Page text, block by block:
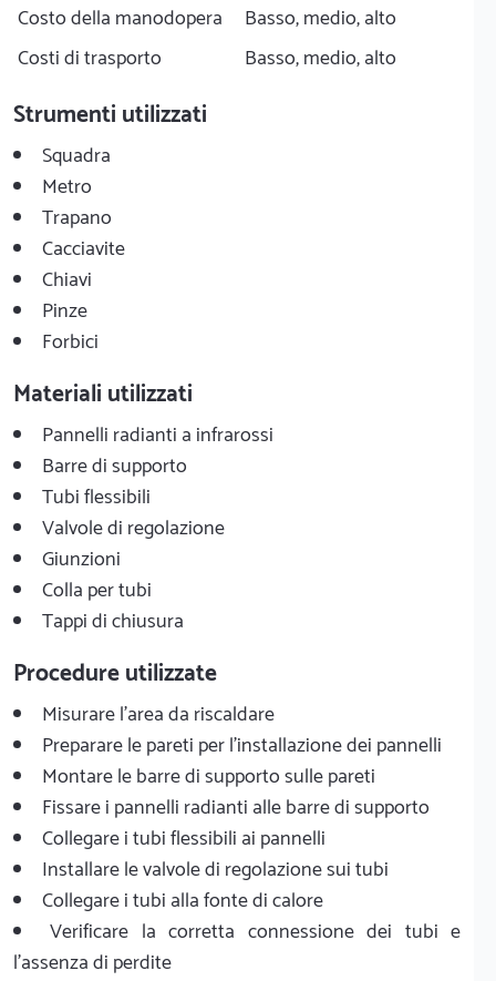
Costo della manodopera
Basso, medio, alto
Costi di trasporto
Basso, medio, alto
Strumenti utilizzati
Squadra
Metro
Trapano
Cacciavite
Chiavi
Pinze
Forbici
Materiali utilizzati
Pannelli radianti a infrarossi
Barre di supporto
Tubi flessibili
Valvole di regolazione
Giunzioni
Colla per tubi
Tappi di chiusura
Procedure utilizzate
Misurare l'area da riscaldare
Preparare le pareti per l'installazione dei pannelli
Montare le barre di supporto sulle pareti
Fissare i pannelli radianti alle barre di supporto
Collegare i tubi flessibili ai pannelli
Installare le valvole di regolazione sui tubi
Collegare i tubi alla fonte di calore
Verificare la corretta connessione dei tubi e
l'assenza di perdite